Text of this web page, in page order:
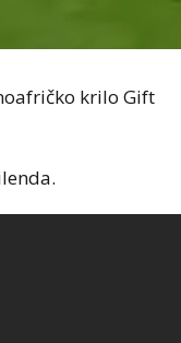
krilo Gift